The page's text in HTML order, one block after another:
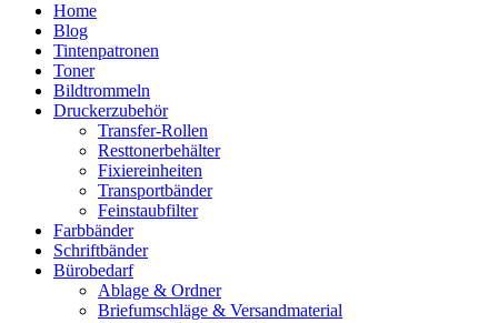
Home
Blog
Tintenpatronen
Toner
Bildtrommeln
Druckerzubehör
Transfer-Rollen
Resttonerbehälter
Fixiereinheiten
Transportbänder
Feinstaubfilter
Farbbänder
Schriftbänder
Bürobedarf
Ablage & Ordner
Briefumschläge & Versandmaterial